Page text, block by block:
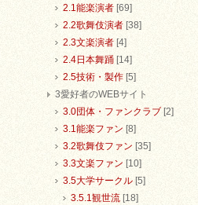
2.1能楽演者 [69]
2.2歌舞伎演者 [38]
2.3文楽演者 [4]
2.4日本舞踊 [14]
2.5技術・製作 [5]
3愛好者のWEBサイト
3.0団体・ファンクラブ [2]
3.1能楽ファン [8]
3.2歌舞伎ファン [35]
3.3文楽ファン [10]
3.5大学サークル [5]
3.5.1観世流 [18]